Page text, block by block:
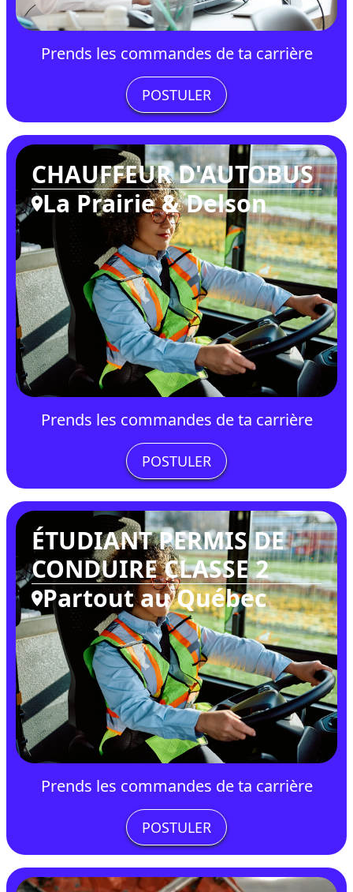
Prends les commandes de ta carrière
POSTULER
CHAUFFEUR D'AUTOBUS
La Prairie & Delson
Prends les commandes de ta carrière
POSTULER
ÉTUDIANT PERMIS DE
CONDUIRE CLASSE 2
Partout au Québec
Prends les commandes de ta carrière
POSTULER